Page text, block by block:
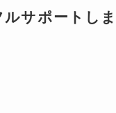
ルサポートしま